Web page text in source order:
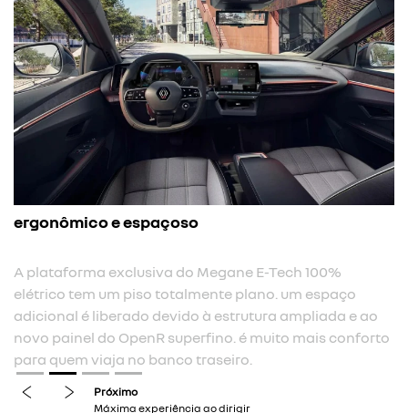
ergonômico e espaçoso
A plataforma exclusiva do Megane E-Tech 100%
elétrico tem um piso totalmente plano. um espaço
adicional é liberado devido à estrutura ampliada e ao
novo painel do OpenR superfino. é muito mais conforto
para quem viaja no banco traseiro.
previous nextPróximo
Máxima experiência ao dirigir